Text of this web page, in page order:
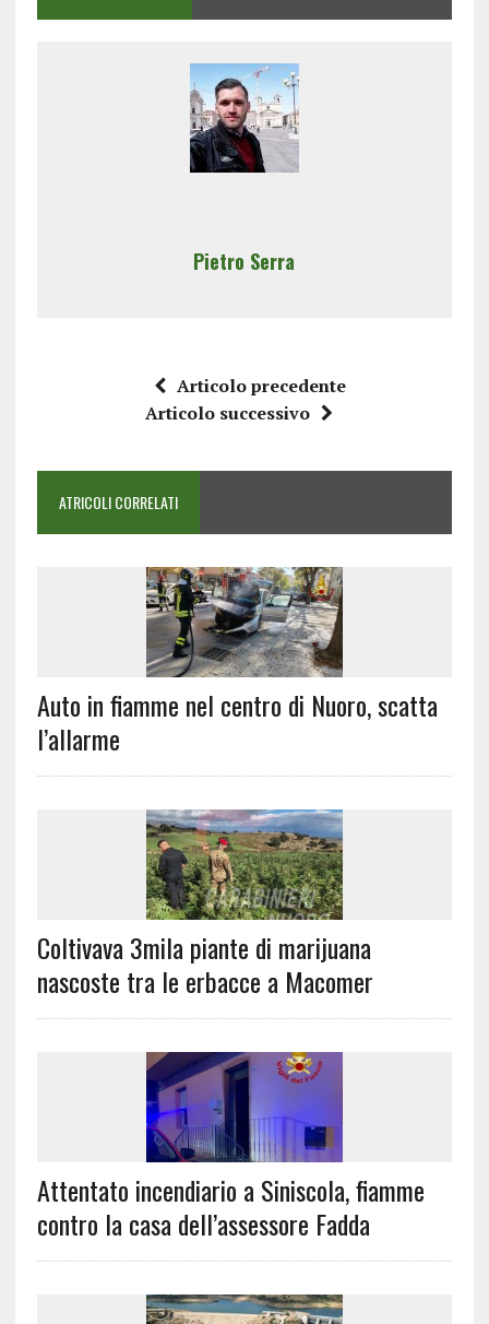
Pietro Serra
Articolo precedente
Articolo successivo
ATRICOLI CORRELATI
Auto in fiamme nel centro di Nuoro, scatta
l’allarme
Coltivava 3mila piante di marijuana
nascoste tra le erbacce a Macomer
Attentato incendiario a Siniscola, fiamme
contro la casa dell’assessore Fadda